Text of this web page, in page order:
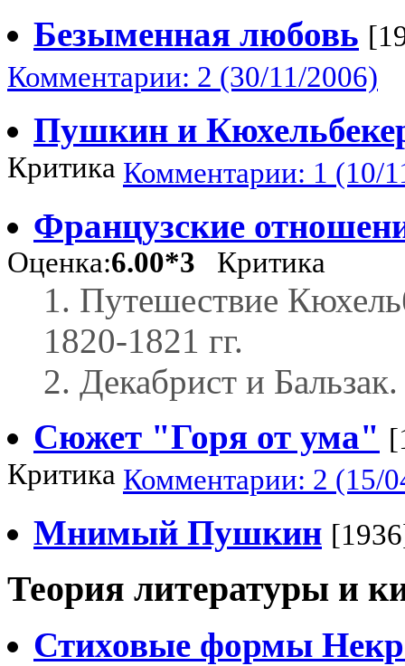
Безыменная любовь
Комментарии: 2 (30/11/2006)
Пушкин и
Критика Комментарии: 1 (10/
Французские
Оценка:6.00*3 Критика
1. Путешествие
1820-1821 гг.
2. Декабрист и Бальзак.
Сюжет "Горя от ума"
Критика Комментарии: 2 (15/
Мнимый Пушкин
Теория литературы и
Стиховые формы